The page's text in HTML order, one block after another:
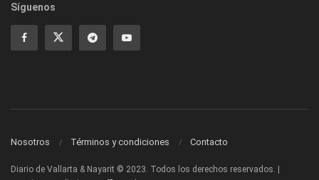
Síguenos
Nosotros Términos y condiciones Contacto
Diario de Vallarta & Nayarit © 2023. Todos los derechos reservados. |